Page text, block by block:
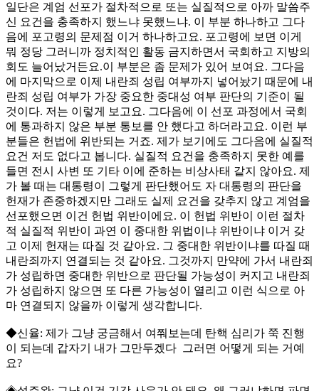
일단은 계엄 선포가 절차적으로 또는 실질적으로 아까 말씀주
신 요건을 충족하지 했느냐 못했느냐. 이 부분 하나하고 그다
음에 포고령의 문제점 이거 하나하고요. 포고령에 보면 이게
뭐 정당 그러니까 정치적인 활동 금지하면서 국회하고 지방의
회도 늘어났거든요.이 부분은 좀 문제가 있어 보여요. 그다음
에 마지막으로 이제 내란죄 성립 여부까지 넣어놨기 때문에 내
란죄 성립 여부가 가장 중요한 중대성 여부 판단의 기준이 될
것이다. 저는 이렇게 보고요. 그다음에 이 선포 과정에서 국회
에 통과하지 않은 부분 통보를 안 했다고 하더라고요. 이런 부
분들은 헌법에 위반되는 거죠. 제가 보기에도 그다음에 실질적
요건 저도 없다고 봅니다. 실질적 요건을 충족하지 못한 예를
들면 전시 사변 또 기타 이에 준하는 비상사태 같지 않아요. 제
가 볼 때는 대통령이 그렇게 판단했어도 자 대통령의 판단을
헌재가 존중하겠지만 그래도 실제 요건을 갖추지 않고 계엄을
선포했으면 이건 헌법 위반이에요. 이 헌법 위반이 이런 절차
적 실질적 위반이 과연 이 중대한 위법이냐 위반이냐 이거 갖
고 이제 헌재는 따질 것 같아요. 그 중대한 위반이냐를 따질 때
내란죄까지 연결되는 것 같아요. 그것까지 만약에 가서 내란죄
가 성립하면 중대한 위반으로 판단될 가능성이 커지고 내란죄
가 성립하지 않으면 또 다른 가능성이 열리고 이런 식으로 아
마 연결되지 않을까 이렇게 생각합니다.
◆신율: 제가 그냥 궁금해서 여쭤보는데 탄핵 심리가 쭉 진행
이 되는데 갑자기 내가 그만두겠다 그러면 어떻게 되는 거예
요?